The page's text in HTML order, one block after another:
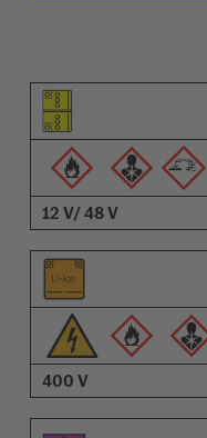
Pictograma do elemento
Pictogramas de
Descrição
12 V/ 48 V
400 V